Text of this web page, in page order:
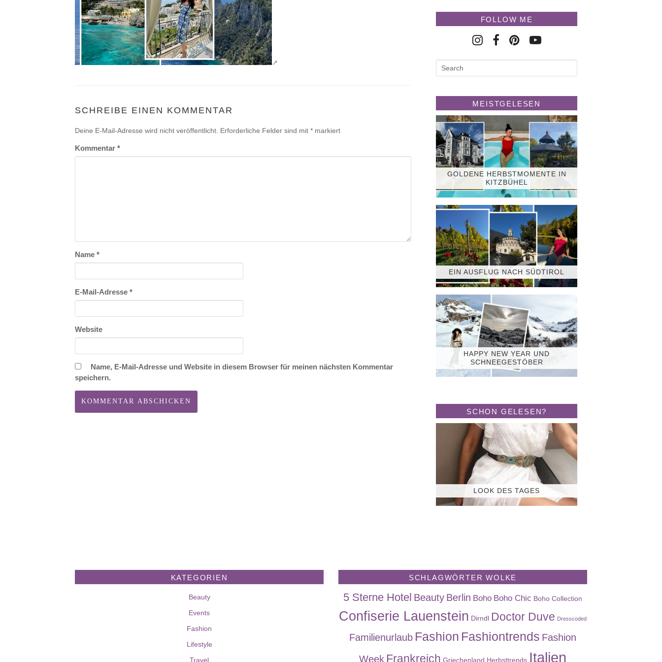
SCHREIBE EINEN KOMMENTAR
Deine E-Mail-Adresse wird nicht veröffentlicht. Erforderliche Felder sind mit * markiert
Kommentar *
Name *
E-Mail-Adresse *
Website
Name, E-Mail-Adresse und Website in diesem Browser für meinen nächsten Kommentar
speichern.
FOLLOW ME
MEISTGELESEN
GOLDENE HERBSTMOMENTE IN
KITZBÜHEL
EIN AUSFLUG NACH SÜDTIROL
HAPPY NEW YEAR UND
SCHNEEGESTÖBER
SCHON GELESEN?
LOOK DES TAGES
KATEGORIEN
Beauty
Events
Fashion
Lifestyle
Travel
SCHLAGWÖRTER WOLKE
5 Sterne Hotel Beauty Berlin Boho Boho Chic Boho Collection
Confiserie Lauenstein Dirndl Doctor Duve Dresscoded
Familienurlaub Fashion Fashiontrends Fashion
Week Frankreich Griechenland Herbsttrends Italien